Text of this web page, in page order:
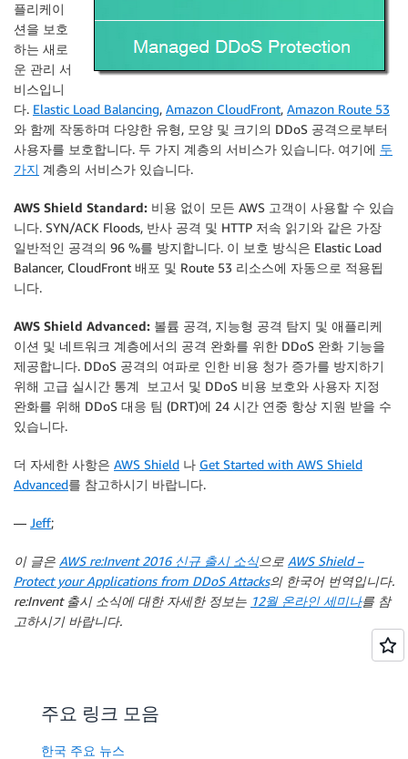
플리케이
션을 보호
하는 새로
운 관리 서
비스입니
다. Elastic Load Balancing, Amazon CloudFront, Amazon Route 53
와 함께 작동하며 다양한 유형, 모양 및 크기의 DDoS 공격으로부터
사용자를 보호합니다. 두 가지 계층의 서비스가 있습니다. 여기에 두
가지 계층의 서비스가 있습니다.
AWS Shield Standard: 비용 없이 모든 AWS 고객이 사용할 수 있습
니다. SYN/ACK Floods, 반사 공격 및 HTTP 저속 읽기와 같은 가장
일반적인 공격의 96 %를 방지합니다. 이 보호 방식은 Elastic Load
Balancer, CloudFront 배포 및 Route 53 리소스에 자동으로 적용됩
니다.
AWS Shield Advanced: 볼륨 공격, 지능형 공격 탐지 및 애플리케
이션 및 네트워크 계층에서의 공격 완화를 위한 DDoS 완화 기능을
제공합니다. DDoS 공격의 여파로 인한 비용 청가 증가를 방지하기
위해 고급 실시간 통계 보고서 및 DDoS 비용 보호와 사용자 지정
완화를 위해 DDoS 대응 팀 (DRT)에 24 시간 연중 항상 지원 받을 수
있습니다.
더 자세한 사항은 AWS Shield 나 Get Started with AWS Shield
Advanced를 참고하시기 바랍니다.
— Jeff;
이 글은 AWS re:Invent 2016 신규 출시 소식으로 AWS Shield –
Protect your Applications from DDoS Attacks의 한국어 번역입니다.
re:Invent 출시 소식에 대한 자세한 정보는 12월 온라인 세미나를 참
고하시기 바랍니다.
주요 링크 모음
한국 주요 뉴스